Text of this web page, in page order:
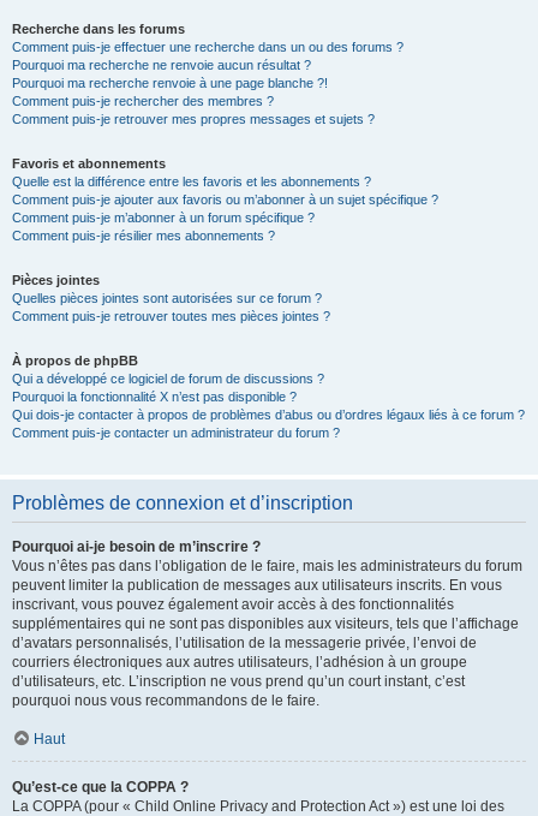
Recherche dans les forums
Comment puis-je effectuer une recherche dans un ou des forums ?
Pourquoi ma recherche ne renvoie aucun résultat ?
Pourquoi ma recherche renvoie à une page blanche ?!
Comment puis-je rechercher des membres ?
Comment puis-je retrouver mes propres messages et sujets ?
Favoris et abonnements
Quelle est la différence entre les favoris et les abonnements ?
Comment puis-je ajouter aux favoris ou m’abonner à un sujet spécifique ?
Comment puis-je m’abonner à un forum spécifique ?
Comment puis-je résilier mes abonnements ?
Pièces jointes
Quelles pièces jointes sont autorisées sur ce forum ?
Comment puis-je retrouver toutes mes pièces jointes ?
À propos de phpBB
Qui a développé ce logiciel de forum de discussions ?
Pourquoi la fonctionnalité X n’est pas disponible ?
Qui dois-je contacter à propos de problèmes d’abus ou d’ordres légaux liés à ce forum ?
Comment puis-je contacter un administrateur du forum ?
Problèmes de connexion et d’inscription
Pourquoi ai-je besoin de m’inscrire ?
Vous n’êtes pas dans l’obligation de le faire, mais les administrateurs du forum
peuvent limiter la publication de messages aux utilisateurs inscrits. En vous
inscrivant, vous pouvez également avoir accès à des fonctionnalités
supplémentaires qui ne sont pas disponibles aux visiteurs, tels que l’affichage
d’avatars personnalisés, l’utilisation de la messagerie privée, l’envoi de
courriers électroniques aux autres utilisateurs, l’adhésion à un groupe
d’utilisateurs, etc. L’inscription ne vous prend qu’un court instant, c’est
pourquoi nous vous recommandons de le faire.
Haut
Qu’est-ce que la COPPA ?
La COPPA (pour « Child Online Privacy and Protection Act ») est une loi des